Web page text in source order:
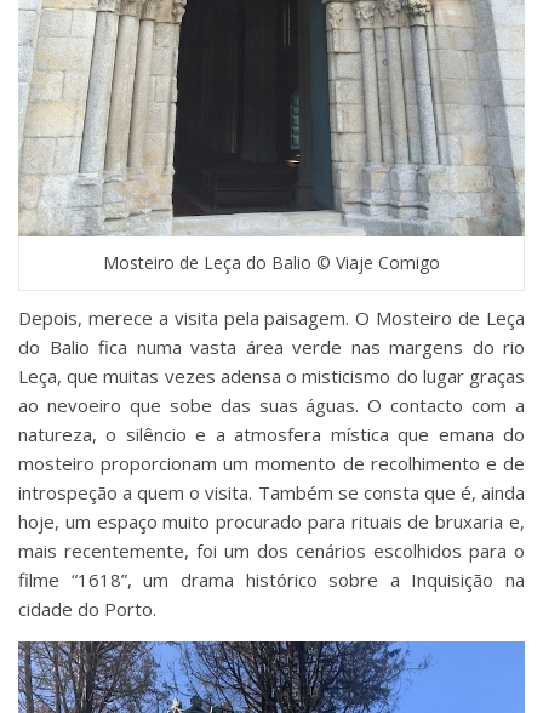
Mosteiro de Leça do Balio © Viaje Comigo
Depois, merece a visita pela paisagem. O Mosteiro de Leça
do Balio fica numa vasta área verde nas margens do rio
Leça, que muitas vezes adensa o misticismo do lugar graças
ao nevoeiro que sobe das suas águas. O contacto com a
natureza, o silêncio e a atmosfera mística que emana do
mosteiro proporcionam um momento de recolhimento e de
introspeção a quem o visita. Também se consta que é, ainda
hoje, um espaço muito procurado para rituais de bruxaria e,
mais recentemente, foi um dos cenários escolhidos para o
filme “1618”, um drama histórico sobre a Inquisição na
cidade do Porto.